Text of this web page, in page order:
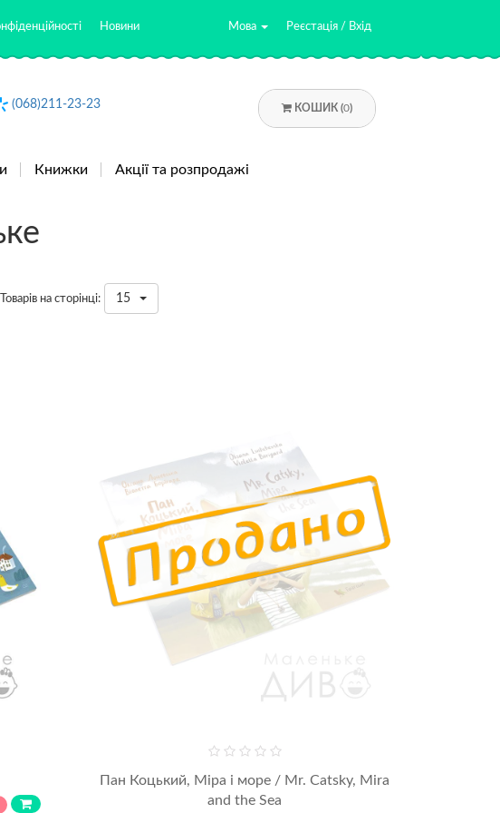
Новини Мова Реєстація / Вхід
(068)211-23-23 КОШИК (0)
Книжки Акції та розпродажі
Товарів на сторінці: 15
Пан Коцький, Міра і море / Mr. Catsky, Mira
and the Sea